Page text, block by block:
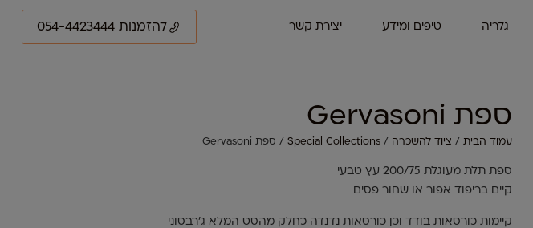
גלריה טיפים ומידע יצירת קשר להזמנות 054-4423444
ספת Gervasoni
עמוד הבית / ציוד להשכרה /
Special Collections / ספת Gervasoni
ספת תלת מעוגלת 200/75 עץ טבעי
קיים בריפוד אפור או שחור פסים
קיימות כורסאות בודד וכן כורסאות נדנדה כחלק מהסט המלא ג'רבסוני